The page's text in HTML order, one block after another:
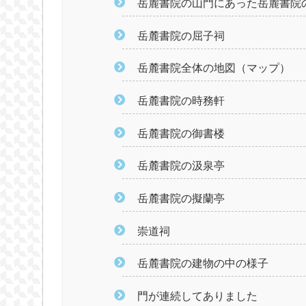
岳麓書院の屈子祠
岳麓書院全体の地図（マップ）
岳麓書院の時務軒
岳麓書院の御書楼
岳麓書院の汲泉亭
岳麓書院の擬蘭亭
崇道祠
岳麓書院の建物の中の様子
門が連続してありました